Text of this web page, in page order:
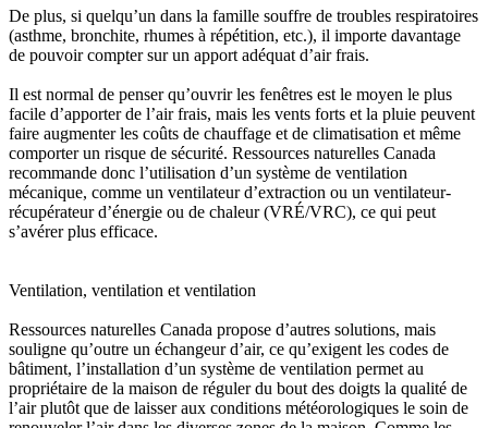
De plus, si quelqu’un dans la famille souffre de troubles respiratoires
(asthme, bronchite, rhumes à répétition, etc.), il importe davantage
de pouvoir compter sur un apport adéquat d’air frais.
Il est normal de penser qu’ouvrir les fenêtres est le moyen le plus
facile d’apporter de l’air frais, mais les vents forts et la pluie peuvent
faire augmenter les coûts de chauffage et de climatisation et même
comporter un risque de sécurité. Ressources naturelles Canada
recommande donc l’utilisation d’un système de ventilation
mécanique, comme un ventilateur d’extraction ou un ventilateur-
récupérateur d’énergie ou de chaleur (VRÉ/VRC), ce qui peut
s’avérer plus efficace.
Ventilation, ventilation et ventilation
Ressources naturelles Canada propose d’autres solutions, mais
souligne qu’outre un échangeur d’air, ce qu’exigent les codes de
bâtiment, l’installation d’un système de ventilation permet au
propriétaire de la maison de réguler du bout des doigts la qualité de
l’air plutôt que de laisser aux conditions météorologiques le soin de